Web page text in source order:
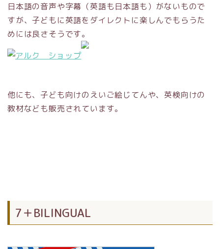
日本語の音声や字幕（英語も日本語も）がないもので
すが、子どもに英語をダイレクトに楽しんでもらうた
めには良さそうです。
他にも、子ども向けのえいご絵じてんや、英検向けの
教材なども販売されています。
7＋BILINGUAL